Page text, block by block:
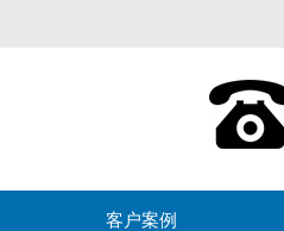
客户案例